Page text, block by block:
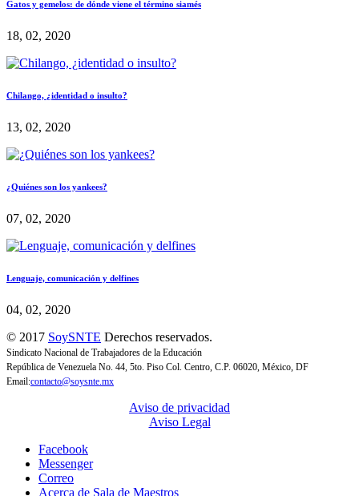
Gatos y gemelos: de dónde viene el término siamés
18, 02, 2020
Chilango, ¿identidad o insulto?
13, 02, 2020
¿Quiénes son los yankees?
07, 02, 2020
Lenguaje, comunicación y delfines
04, 02, 2020
© 2017 SoySNTE Derechos reservados.
Sindicato Nacional de Trabajadores de la Educación
República de Venezuela No. 44, 5to. Piso Col. Centro, C.P. 06020, México, DF
Email:contacto@soysnte.mx
Aviso de privacidad
Aviso Legal
Facebook
Messenger
Correo
Acerca de Sala de Maestros